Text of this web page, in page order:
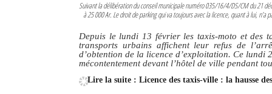
Suivant la délibération du conseil municipale numéro 035/16/4/DS/CM du 21
à 25 000 Ar. Le droit de parking qui va toujours avec la licence, quant à lui,
Depuis le lundi 13 février les taxis-moto et des
transports urbains affichent leur refus de
d’obtention de la licence d’exploitation. Ce
mécontentement devant l’hôtel de ville pendant
Lire la suite : Licence des taxis-ville : la hausse